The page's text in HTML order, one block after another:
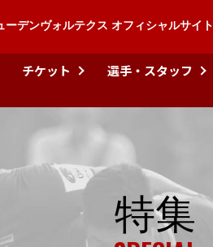
ーデンヴォルテクス オフィシャルサイト
チケット 選手・スタッフ
特集